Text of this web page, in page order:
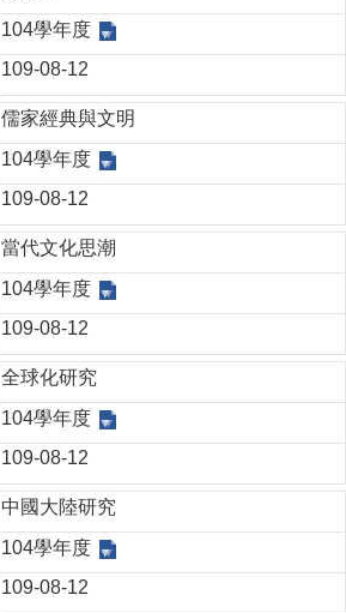
104學年度
109-08-12
儒家經典與文明
104學年度
109-08-12
當代文化思潮
104學年度
109-08-12
全球化研究
104學年度
109-08-12
中國大陸研究
104學年度
109-08-12